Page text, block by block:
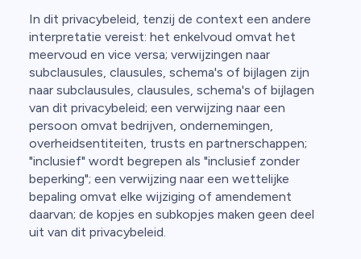
In dit privacybeleid, tenzij de context een andere
interpretatie vereist: het enkelvoud omvat het
meervoud en vice versa; verwijzingen naar
subclausules, clausules, schema's of bijlagen zijn
naar subclausules, clausules, schema's of bijlagen
van dit privacybeleid; een verwijzing naar een
persoon omvat bedrijven, ondernemingen,
overheidsentiteiten, trusts en partnerschappen;
"inclusief" wordt begrepen als "inclusief zonder
beperking"; een verwijzing naar een wettelijke
bepaling omvat elke wijziging of amendement
daarvan; de kopjes en subkopjes maken geen deel
uit van dit privacybeleid.